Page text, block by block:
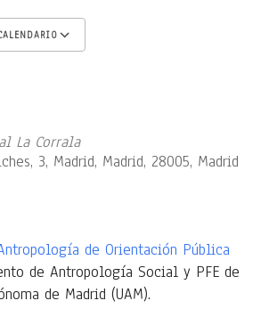
La Corrala
3, Madrid, Madrid, 28005, Madrid
de Orientación Pública
de Antropología Social y PFE de
de Madrid (UAM).